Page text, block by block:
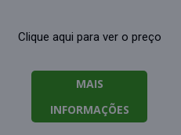
Clique aqui para ver o preço
MAIS
INFORMAÇÕES